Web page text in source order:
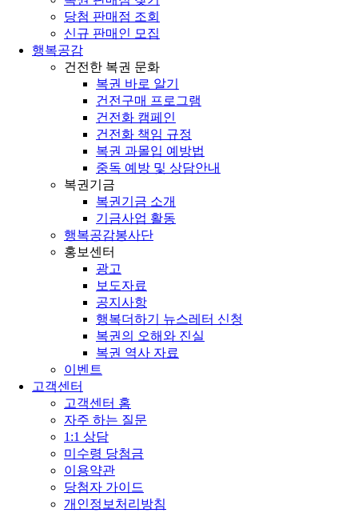
당첨 판매점 조회
신규 판매인 모집
행복공감
건전한 복권 문화
복권 바로 알기
건전구매 프로그램
건전화 캠페인
건전화 책임 규정
복권 과몰입 예방법
중독 예방 및 상담안내
복권기금
복권기금 소개
기금사업 활동
행복공감봉사단
홍보센터
광고
보도자료
공지사항
행복더하기 뉴스레터 신청
복권의 오해와 진실
복권 역사 자료
이벤트
고객센터
고객센터 홈
자주 하는 질문
1:1 상담
미수령 당첨금
이용약관
당첨자 가이드
개인정보처리방침